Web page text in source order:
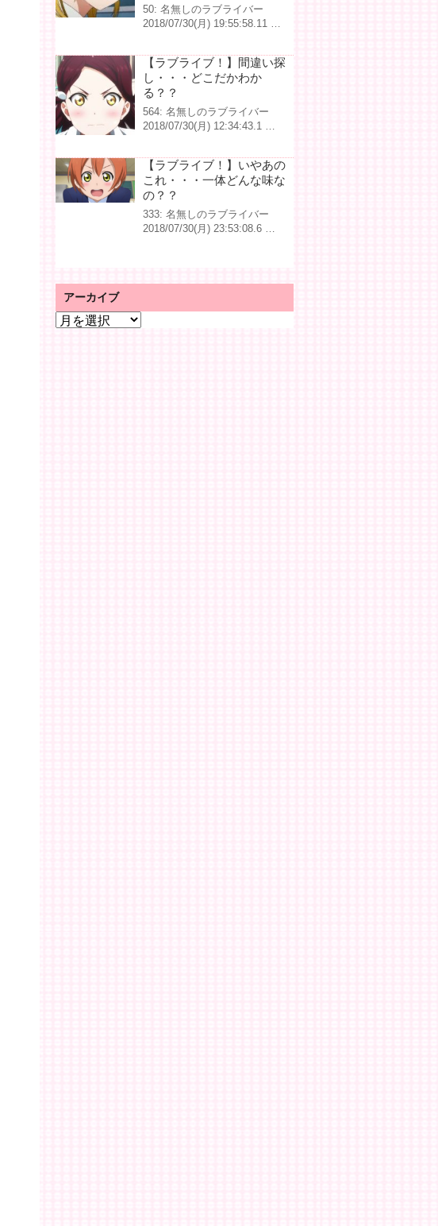
50: 名無しのラブライバー
2018/07/30(月) 19:55:58.11 …
【ラブライブ！】間違い探
し・・・どこだかわか
る？？
564: 名無しのラブライバー
2018/07/30(月) 12:34:43.1 …
【ラブライブ！】いやあの
これ・・・一体どんな味な
の？？
333: 名無しのラブライバー
2018/07/30(月) 23:53:08.6 …
アーカイブ
ア